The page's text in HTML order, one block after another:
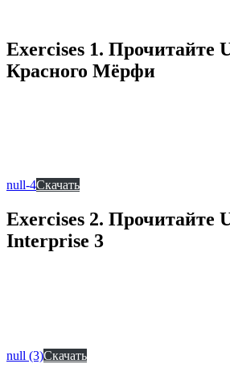
Exercises 1. Прочитайте
Красного Мёрфи
null-4Скачать
Exercises 2. Прочитайте
Interprise 3
null (3)Скачать